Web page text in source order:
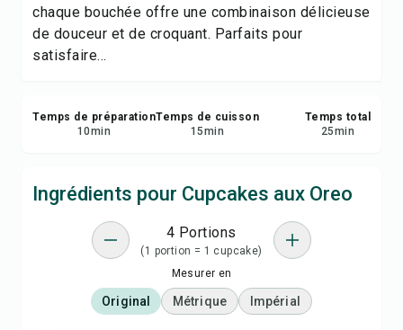
chaque bouchée offre une combinaison délicieuse
de douceur et de croquant. Parfaits pour
satisfaire...
Temps de préparation
10min
Temps de cuisson
15min
Temps total
25min
Ingrédients pour Cupcakes aux Oreo
4 Portions
(1 portion = 1 cupcake)
Mesurer en
Original Métrique Impérial